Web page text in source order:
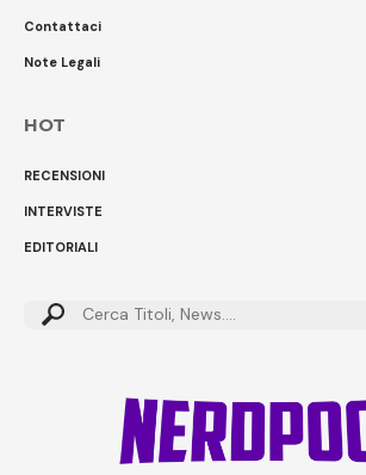
Contattaci
Note Legali
HOT
RECENSIONI
INTERVISTE
EDITORIALI
Cerca: